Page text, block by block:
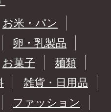
お米・パン
卵・乳製品
お菓子
麺類
雑貨・日用品
ファッション